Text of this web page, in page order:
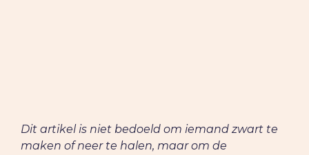
Dit artikel is niet bedoeld om iemand zwart te
maken of neer te halen, maar om de